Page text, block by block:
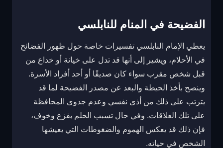
الفضيحة في المنام للنابلسي
يعطي الإمام النابلسي تفسيرات خاصة حول ظهور الفضائح
في الأحلام، ويشير إلى أنها قد تدل على خيانة أو خداع من
قبل شخص مقرب سواء كان صديقًا أو أحد أفراد الأسرة.
وينصح بأخذ الحيطة والبعد عن مصدر الفضيحة لما قد
يترتب على ذلك من أذى نفسي وعدم جدوى المحافظة
على تلك العلاقات. وفي حال تسبب الحلم بفزع وخوف،
فإن ذلك قد يعكس الهموم والضغوطات التي يعيشها
الشخص في حياته.